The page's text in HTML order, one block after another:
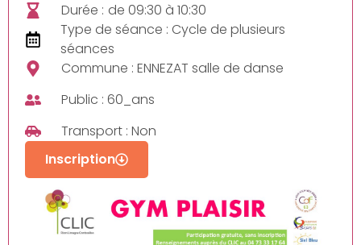
Durée : de 09:30 à 10:30
Type de séance : Cycle de plusieurs
séances
Commune : ENNEZAT salle de danse
Public : 60_ans
Transport : Non
Inscription